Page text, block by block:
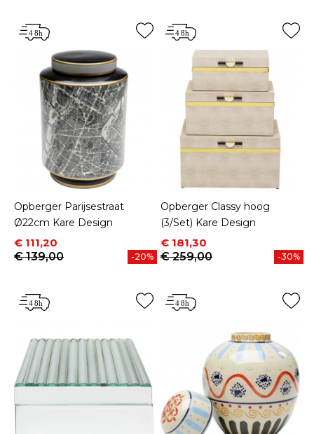
Opberger Parijsestraat
Ø22cm Kare Design
Prijs
€ 111,20
Normale prijs
€ 139,00
-20%
Opberger Classy hoog
(3/Set) Kare Design
Prijs
€ 181,30
Normale prijs
€ 259,00
-30%